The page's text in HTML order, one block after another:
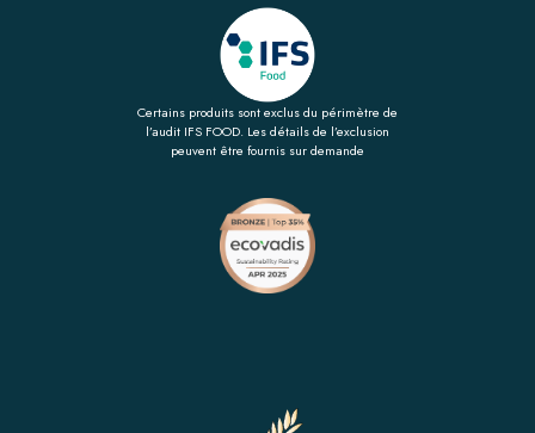
Certains produits sont exclus du périmètre de
l’audit IFS FOOD. Les détails de l’exclusion
peuvent être fournis sur demande